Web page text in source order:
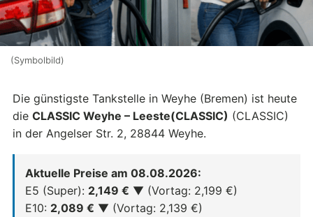
(Symbolbild)
Die günstigste Tankstelle in Weyhe (Bremen) ist heute
die CLASSIC Weyhe – Leeste(CLASSIC) (CLASSIC)
in der Angelser Str. 2, 28844 Weyhe.
Aktuelle Preise am 08.08.2026:
E5 (Super): 2,149 € ▼ (Vortag: 2,199 €)
E10: 2,089 € ▼ (Vortag: 2,139 €)